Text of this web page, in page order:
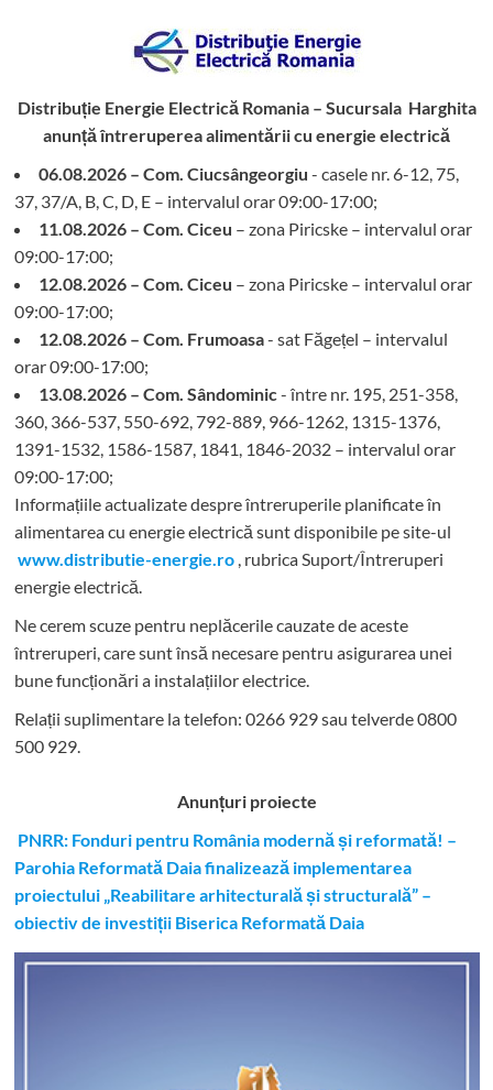
Distribuție Energie Electrică Romania – Sucursala Harghita
anunță întreruperea alimentării cu energie electrică
06.08.2026 – Com. Ciucsângeorgiu - casele nr. 6-12, 75,
37, 37/A, B, C, D, E – intervalul orar 09:00-17:00;
11.08.2026 – Com. Ciceu – zona Piricske – intervalul orar
09:00-17:00;
12.08.2026 – Com. Ciceu – zona Piricske – intervalul orar
09:00-17:00;
12.08.2026 – Com. Frumoasa- sat Făgețel – intervalul
orar 09:00-17:00;
13.08.2026 – Com. Sândominic- între nr. 195, 251-358,
360, 366-537, 550-692, 792-889, 966-1262, 1315-1376,
1391-1532, 1586-1587, 1841, 1846-2032 – intervalul orar
09:00-17:00;
Informațiile actualizate despre întreruperile planificate în
alimentarea cu energie electrică sunt disponibile pe site-ul
www.distributie-energie.ro , rubrica Suport/Întreruperi
energie electrică.
Ne cerem scuze pentru neplăcerile cauzate de aceste
întreruperi, care sunt însă necesare pentru asigurarea unei
bune funcționări a instalațiilor electrice.
Relații suplimentare la telefon: 0266 929 sau telverde 0800
500 929.
Anunțuri proiecte
PNRR: Fonduri pentru România modernă și reformată! –
Parohia Reformată Daia finalizează implementarea
proiectului „Reabilitare arhitecturală și structurală” –
obiectiv de investiții Biserica Reformată Daia